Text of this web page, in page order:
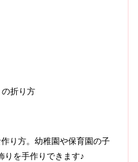
折り方
り方。幼稚園や保育園の子
りを手作りできます♪